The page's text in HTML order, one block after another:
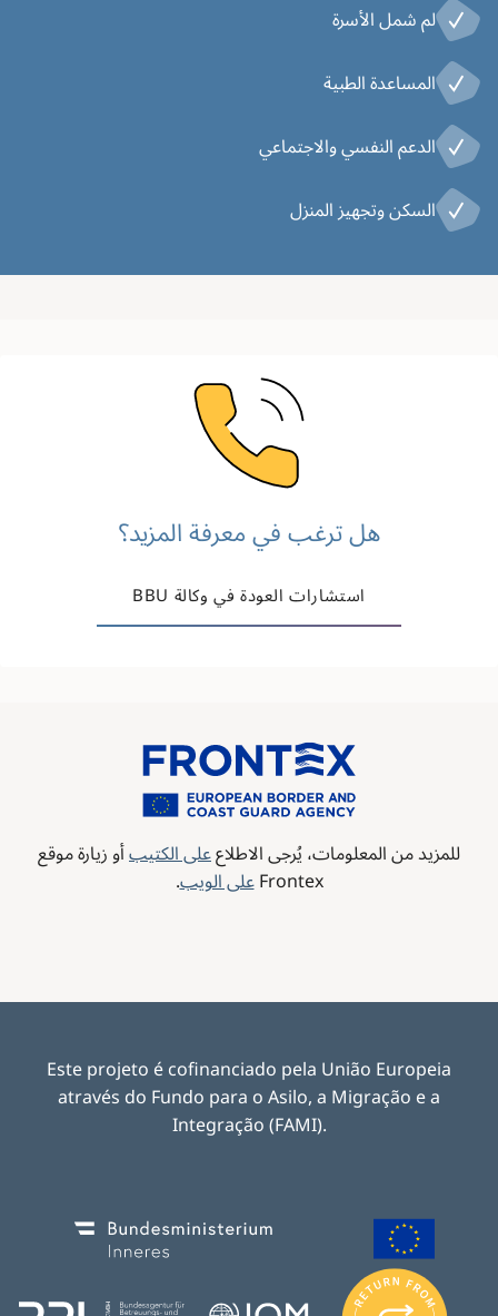
لم شمل الأسرة
المساعدة الطبية
الدعم النفسي والاجتماعي
السكن وتجهيز المنزل
هل ترغب في معرفة المزيد؟
استشارات العودة في وكالة BBU
للمزيد من المعلومات، يُرجى الاطلاععلى الكتيبأو زيارة موقع
Frontex على الويب.
Este projeto é cofinanciado pela União Europeia
através do Fundo para o Asilo, a Migração e a
Integração (FAMI).
Image Image
Image Image